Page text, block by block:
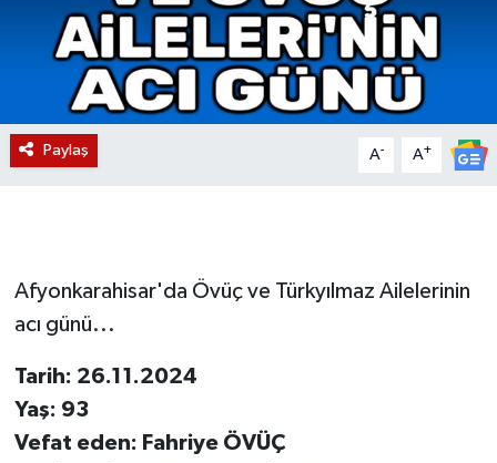
Paylaş A- A+
Afyonkarahisar'da Övüç ve Türkyılmaz Ailelerinin
acı günü...
Tarih: 26.11.2024
Yaş: 93
Vefat eden: Fahriye ÖVÜÇ